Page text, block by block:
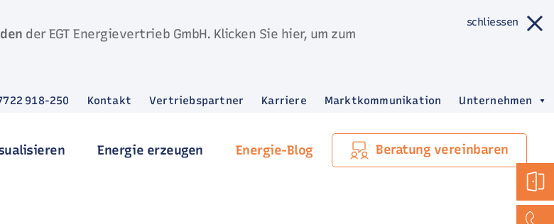
der EGT Energievertrieb GmbH. Klicken Sie hier, um zum
schliessen
918-250 Kontakt Vertriebspartner Karriere Marktkommunikation Unternehmen
Energie erzeugen Energie-Blog Beratung vereinbaren